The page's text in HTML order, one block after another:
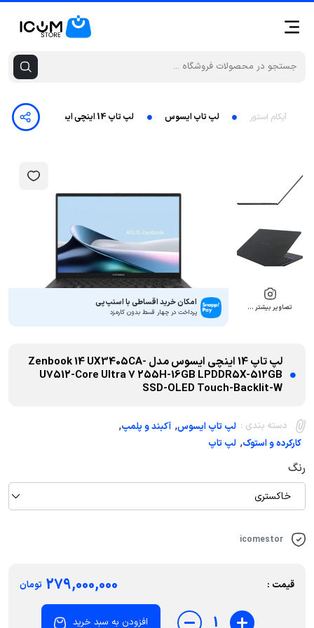
آیکام استور لپ تاپ ایسوس لپ تاپ 14 اینچی ایسوس مدل Zenbook 14 UX3405CA-U7512-Core Ultra 7 255H-16GB LPDDR5X-512GB SSD-OLED Touch-Backlit-W
تصاویر بیشتر … امکان خرید اقساطی با اسنپ‌پی
پرداخت در چهار قسط بدون کارمزد
لپ تاپ 14 اینچی ایسوس مدل Zenbook 14 UX3405CA-
U7512-Core Ultra 7 255H-16GB LPDDR5X-512GB
SSD-OLED Touch-Backlit-W
دسته بندی : لپ تاپ ایسوس, آکبند و پلمپ,
کارکرده و استوک, لپ تاپ
رنگ
خاکستری
icomestor
قیمت : 279,000,000 تومان
1 افزودن به سبد خرید